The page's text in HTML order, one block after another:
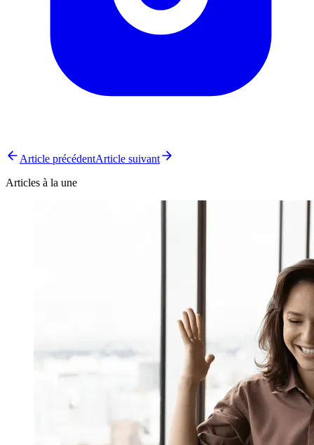
Article précédentArticle suivant
Articles à la une